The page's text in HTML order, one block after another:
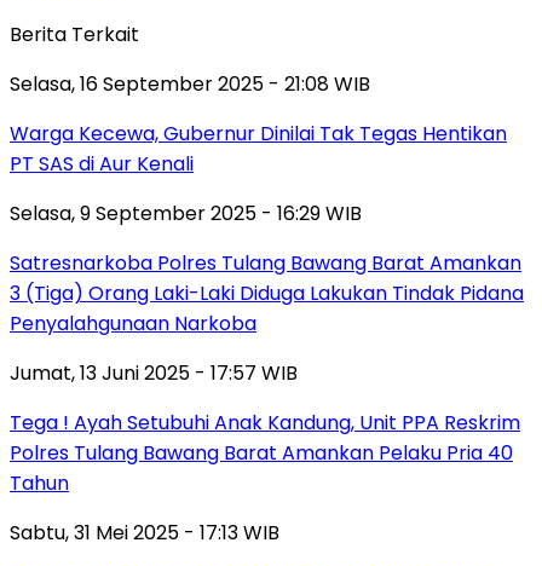
Berita Terkait
Selasa, 16 September 2025 - 21:08 WIB
Warga Kecewa, Gubernur Dinilai Tak Tegas Hentikan
PT SAS di Aur Kenali
Selasa, 9 September 2025 - 16:29 WIB
Satresnarkoba Polres Tulang Bawang Barat Amankan
3 (Tiga) Orang Laki-Laki Diduga Lakukan Tindak Pidana
Penyalahgunaan Narkoba
Jumat, 13 Juni 2025 - 17:57 WIB
Tega ! Ayah Setubuhi Anak Kandung, Unit PPA Reskrim
Polres Tulang Bawang Barat Amankan Pelaku Pria 40
Tahun
Sabtu, 31 Mei 2025 - 17:13 WIB